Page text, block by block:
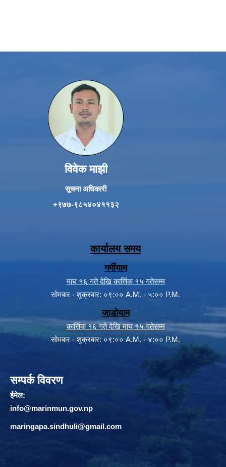
विवेक माझी
सूचना अधिकारी
+९७७-९८५४०४११३२
कार्यालय समय
गर्मीयाम
माघ १६ गते देखि कार्त्तिक १५ गतेसम्म
सोमबार - शुक्रबार: ०९:०० A.M. - ५:०० P.M.
जाडोयाम
कार्त्तिक १६ गते देखि माघ १५ गतेसम्म
सोमबार - शुक्रबार: ०९:०० A.M. - ४:०० P.M.
सम्पर्क विवरण
ईमेल:
info@marinmun.gov.np
maringapa.sindhuli@gmail.com